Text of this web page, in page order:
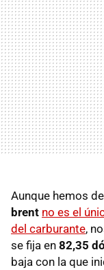
Aunque hemos
brent no es el
del carburante,
se fija en 82,35
baja con la que